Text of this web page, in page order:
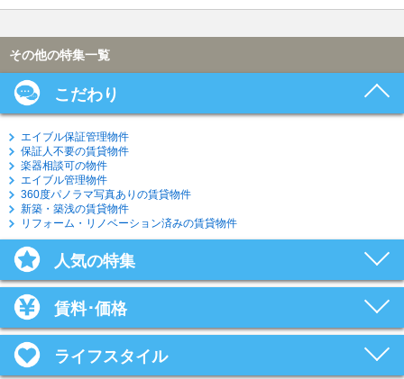
その他の特集一覧
こだわり
エイブル保証管理物件
保証人不要の賃貸物件
楽器相談可の物件
エイブル管理物件
360度パノラマ写真ありの賃貸物件
新築・築浅の賃貸物件
リフォーム・リノベーション済みの賃貸物件
人気の特集
賃料･価格
ライフスタイル